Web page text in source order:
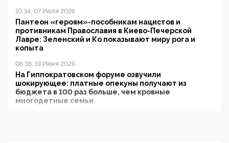
10:34, 07 Июля 2026
Пантеон «героям»-пособникам нацистов и
противникам Православия в Киево-Печерской
Лавре: Зеленский и Ко показывают миру рога и
копыта
06:38, 19 Июня 2026
На Гиппократовском форуме озвучили
шокирующее: платные опекуны получают из
бюджета в 100 раз больше, чем кровные
многодетные семьи